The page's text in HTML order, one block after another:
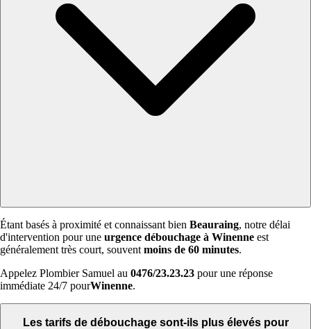
Étant basés à proximité et connaissant bien Beauraing, notre délai
d'intervention pour une urgence débouchage à Winenne est
généralement très court, souvent moins de 60 minutes.
Appelez Plombier Samuel au 0476/23.23.23 pour une réponse
immédiate 24/7 pourWinenne.
Les tarifs de débouchage sont-ils plus élevés pour